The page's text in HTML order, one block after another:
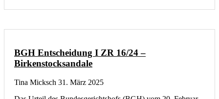
BGH Entscheidung I ZR 16/24 –
Birkenstocksandale
Tina Micksch 31. März 2025